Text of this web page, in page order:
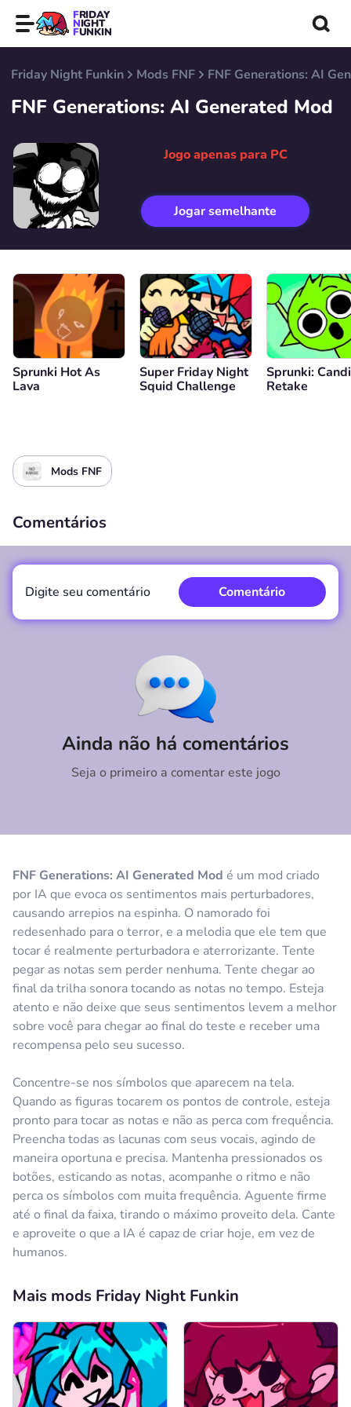
FRIDAY
NIGHT
FUNKIN
Friday Night Funkin Mods FNF FNF Generations: AI
FNF Generations: AI Generated Mod
Jogo apenas para PC
Jogar semelhante
Sprunki Hot As
Lava
Super Friday Night
Squid Challenge
Sprunki: Candi
Retake
Mods FNF
FNF Generations: AI Generated Mod é um mod criado
por IA que evoca os sentimentos mais perturbadores,
causando arrepios na espinha. O namorado foi
redesenhado para o terror, e a melodia que ele tem que
tocar é realmente perturbadora e aterrorizante. Tente
pegar as notas sem perder nenhuma. Tente chegar ao
final da trilha sonora tocando as notas no tempo. Esteja
atento e não deixe que seus sentimentos levem a melhor
sobre você para chegar ao final do teste e receber uma
recompensa pelo seu sucesso.
Concentre-se nos símbolos que aparecem na tela.
Quando as figuras tocarem os pontos de controle, esteja
pronto para tocar as notas e não as perca com frequência.
Preencha todas as lacunas com seus vocais, agindo de
maneira oportuna e precisa. Mantenha pressionados os
botões, esticando as notas, acompanhe o ritmo e não
perca os símbolos com muita frequência. Aguente firme
até o final da faixa, tirando o máximo proveito dela. Cante
e aproveite o que a IA é capaz de criar hoje, em vez de
humanos.
Comentários
Ainda não há comentários
Seja o primeiro a comentar este jogo
Digite seu comentário Comentário
Mais mods Friday Night Funkin